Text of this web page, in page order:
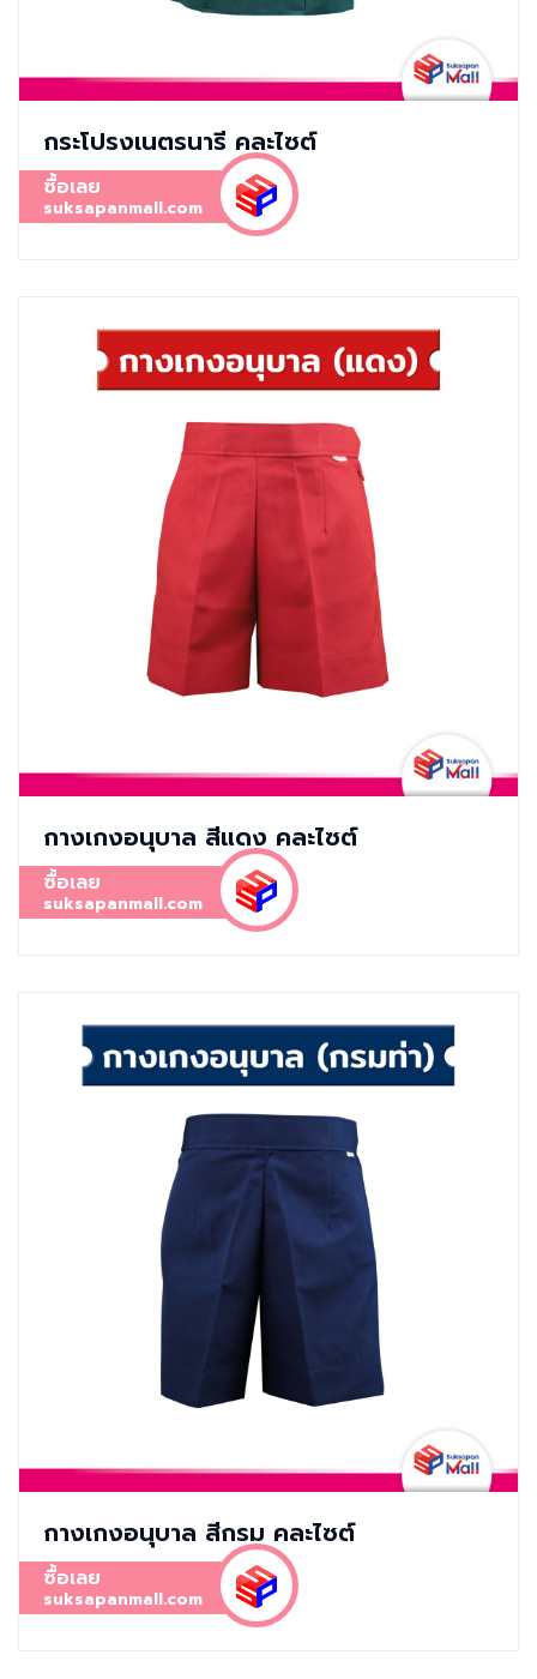
กระโปรงเนตรนารี คละไซต์
ซื้อเลย
suksapanmall.com
กางเกงอนุบาล สีแดง คละไซต์
ซื้อเลย
suksapanmall.com
กางเกงอนุบาล สีกรม คละไซต์
ซื้อเลย
suksapanmall.com